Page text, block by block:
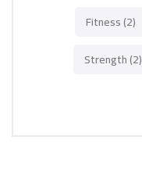
Fitness(2)
Strength(2)